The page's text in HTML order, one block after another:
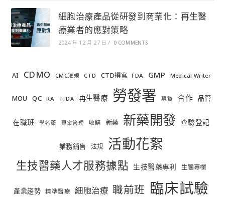
細胞治療產品從研發到商業化：再生醫
療業者的應對策略
2024 年 12 月 27 日 / 0 COMMENTS
AI CDMO CMC法規 CTD CTD撰寫 FDA GMP Medical Writer
MOU QC RA TFDA 再生醫療 勞發署 募資 合作 品管
在職班 學名藥 專案管理 收購 新藥 新藥開發 查驗登記
業務銷售 法規 活動花絮
生技醫藥人才服務據點 生技醫藥專利 生醫專欄
產業趨勢 精準醫療 細胞治療 職前班 臨床試驗